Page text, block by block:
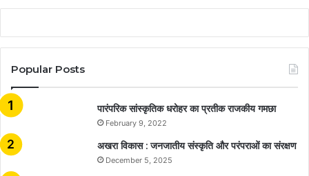
Popular Posts
​​​​​​​पारंपरिक सांस्कृतिक धरोहर का प्रतीक राजकीय गमछा
February 9, 2022
अखरा विकास : जनजातीय संस्कृति और परंपराओं का संरक्षण
December 5, 2025